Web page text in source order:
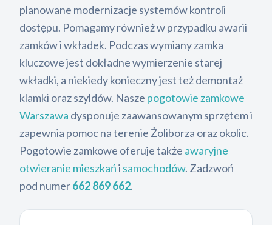
planowane modernizacje systemów kontroli
dostępu. Pomagamy również w przypadku awarii
zamków i wkładek. Podczas wymiany zamka
kluczowe jest dokładne wymierzenie starej
wkładki, a niekiedy konieczny jest też demontaż
klamki oraz szyldów. Nasze pogotowie zamkowe
Warszawa dysponuje zaawansowanym sprzętem i
zapewnia pomoc na terenie Żoliborza oraz okolic.
Pogotowie zamkowe oferuje także awaryjne
otwieranie mieszkańi samochodów. Zadzwoń
pod numer662 869 662.